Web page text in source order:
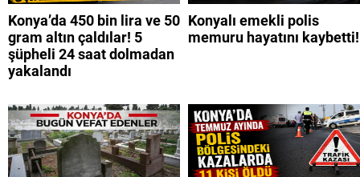
Konya’da 450 bin lira ve 50
gram altın çaldılar! 5
şüpheli 24 saat dolmadan
yakalandı
Konyalı emekli polis
memuru hayatını kaybetti!